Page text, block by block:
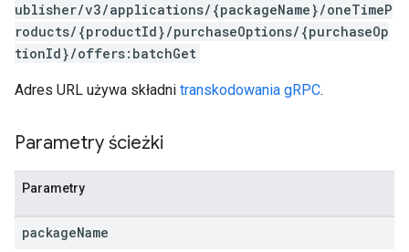
ublisher/v3/applications/{packageName}/oneTimeP
roducts/{productId}/purchaseOptions/{purchaseOp
tionId}/offers:batchGet
Adres URL używa składni transkodowania gRPC.
Parametry ścieżki
Parametry
packageName